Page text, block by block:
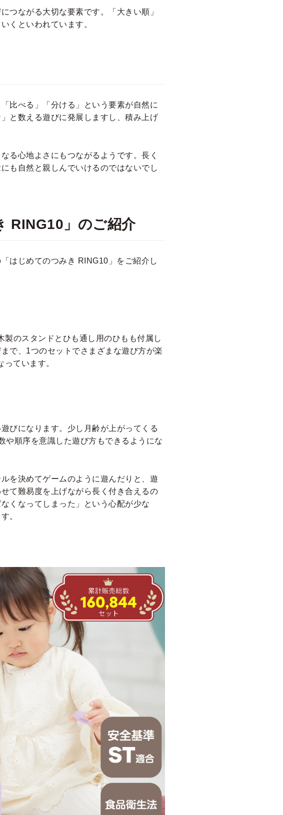
つながる大切な要素です。「大きい順」
くといわれています。
比べる」「分ける」という要素が自然に
と数える遊びに発展しますし、積み上げ
る心地よさにもつながるようです。長く
も自然と親しんでいけるのではないでし
RING10」のご紹介
はじめてのつみき RING10」をご紹介し
のスタンドとひも通し用のひもも付属し
で、1つのセットでさまざまな遊び方が楽
ています。
びになります。少し月齢が上がってくる
や順序を意識した遊び方もできるようにな
を決めてゲームのように遊んだりと、遊
て難易度を上げながら長く付き合えるの
くなってしまった」という心配が少な
。